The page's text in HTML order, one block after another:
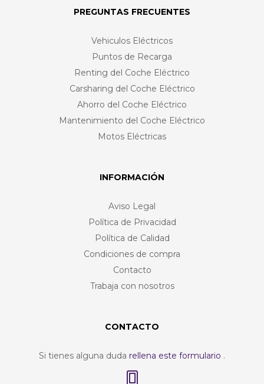
PREGUNTAS FRECUENTES
Vehiculos Eléctricos
Puntos de Recarga
Renting del Coche Eléctrico
Carsharing del Coche Eléctrico
Ahorro del Coche Eléctrico
Mantenimiento del Coche Eléctrico
Motos Eléctricas
INFORMACIÓN
Aviso Legal
Política de Privacidad
Política de Calidad
Condiciones de compra
Contacto
Trabaja con nosotros
CONTACTO
Si tienes alguna duda rellena este formulario .